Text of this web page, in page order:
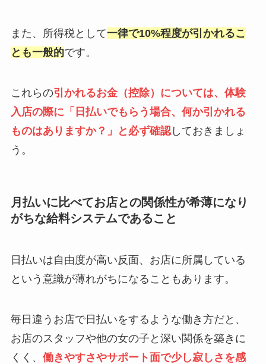
また、所得税として一律で10%程度が引かれるこ
とも一般的です。
これらの引かれるお金（控除）については、体験
入店の際に「日払いでもらう場合、何か引かれる
ものはありますか？」と必ず確認しておきましょ
う。
月払いに比べてお店との関係性が希薄になり
がちな給料システムであること
日払いは自由度が高い反面、お店に所属している
という意識が薄れがちになることもあります。
毎日違うお店で日払いをするような働き方だと、
お店のスタッフや他の女の子と深い関係を築きに
くく、 働きやすさやサポート面で少し寂しさを感